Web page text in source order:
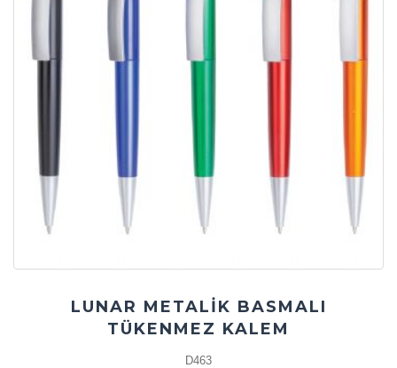
LUNAR METALİK BASMALI
TÜKENMEZ KALEM
D463